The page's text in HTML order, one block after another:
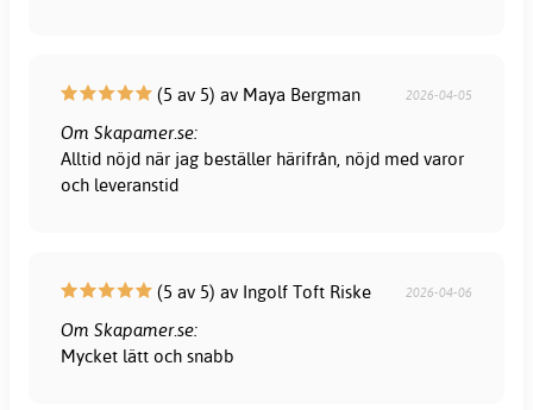
(5 av 5) av Maya Bergman 2026-04-05
Om Skapamer.se:
Alltid nöjd när jag beställer härifrån, nöjd med varor
och leveranstid
(5 av 5) av Ingolf Toft Riske 2026-04-06
Om Skapamer.se:
Mycket lätt och snabb